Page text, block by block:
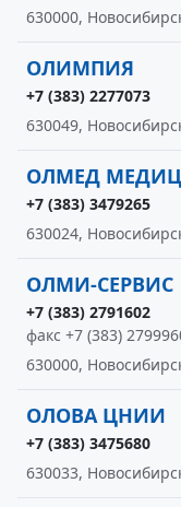
630000,
ОЛИМПИЯ
+7 (383) 2277073
630049,
ОЛМЕД
+7 (383) 3479265
630024,
ОЛМИ-СЕРВИС
+7 (383) 2791602
факс +7 (383)
630000,
ОЛОВА ЦНИИ
+7 (383) 3475680
630033,